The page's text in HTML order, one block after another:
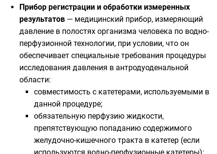
Прибор регистрации и обработки измеренных
результатов — медицинский прибор, измеряющий
давление в полостях организма человека по водно-
перфузионной технологии, при условии, что он
обеспечивает специальные требования процедуры
исследования давления в антродуоденальной
области:
совместимость с катетерами, используемыми в
данной процедуре;
обязательную перфузию жидкости,
препятствующую попаданию содержимого
желудочно-кишечного тракта в катетер (если